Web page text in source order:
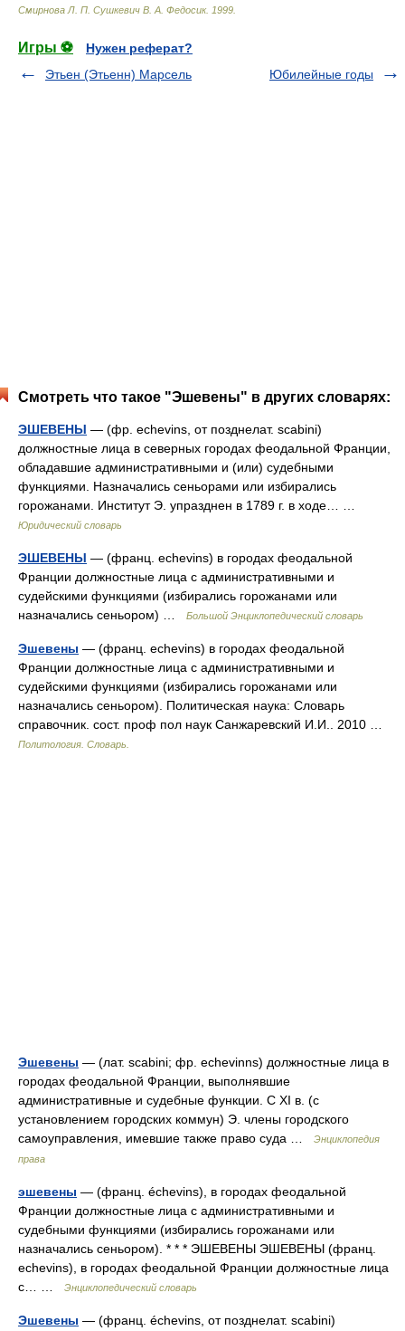
Смирнова Л. П. Сушкевич В. А. Федосик. 1999
Игры ⚽
Нужен реферат?
Этьен (Этьенн) Марсель
Юбилейные годы
Смотреть что такое "Эшевены" в других словарях:
ЭШЕВЕНЫ — (фр. echevins, от позднелат. scabini)
должностные лица в северных городах феодальной Франции,
обладавшие административными и (или) судебными
функциями. Назначались сеньорами или избирались
горожанами. Институт Э. упразднен в 1789 г. в ходе… …
Юридический словарь
ЭШЕВЕНЫ — (франц. echevins) в городах феодальной
Франции должностные лица с административными и
судейскими функциями (избирались горожанами или
назначались сеньором) …
Большой Энциклопедический словарь
Эшевены — (франц. echevins) в городах феодальной
Франции должностные лица с административными и
судейскими функциями (избирались горожанами или
назначались сеньором). Политическая наука: Словарь
справочник. сост. проф пол наук Санжаревский И.И.. 2010 …
Политология. Словарь.
Эшевены — (лат. scabini; фр. echevinns) должностные лица в
городах феодальной Франции, выполнявшие
административные и судебные функции. С XI в. (с
установлением городских коммун) Э. члены городского
самоуправления, имевшие также право суда …
Энциклопедия
права
эшевены — (франц. échevins), в городах феодальной
Франции должностные лица с административными и
судебными функциями (избирались горожанами или
назначались сеньором). * * * ЭШЕВЕНЫ ЭШЕВЕНЫ (франц.
echevins), в городах феодальной Франции должностные лица
с… …
Энциклопедический словарь
Эшевены — (франц. échevins, от позднелат. scabini)